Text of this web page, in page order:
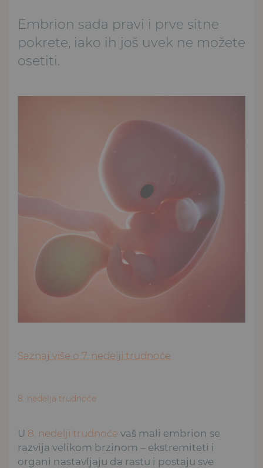
Embrion sada pravi i prve sitne
pokrete, iako ih još uvek ne možete
osetiti.
Saznaj više o 7. nedelji trudnoće
8. nedelja trudnoće
U 8. nedelji trudnoće vaš mali embrion se
razvija velikom brzinom – ekstremiteti i
organi nastavljaju da rastu i postaju sve